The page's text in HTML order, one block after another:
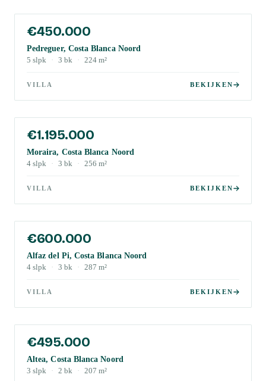
€450.000
Pedreguer, Costa Blanca Noord
5 slpk · 3 bk · 224 m²
VILLA BEKIJKEN
€1.195.000
Moraira, Costa Blanca Noord
4 slpk · 3 bk · 256 m²
VILLA BEKIJKEN
€600.000
Alfaz del Pi, Costa Blanca Noord
4 slpk · 3 bk · 287 m²
VILLA BEKIJKEN
€495.000
Altea, Costa Blanca Noord
3 slpk · 2 bk · 207 m²